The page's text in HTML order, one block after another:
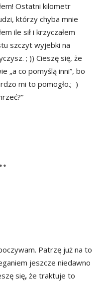
Ostatni kilometr
którzy chyba mnie
ile sił i krzyczałem
szczyt wyjebki na
; )) Cieszę się, że
„a co pomyślą inni”, bo
mi to pomogło.; )
Patrzę już na to
jeszcze niedawno
się,że traktuje to